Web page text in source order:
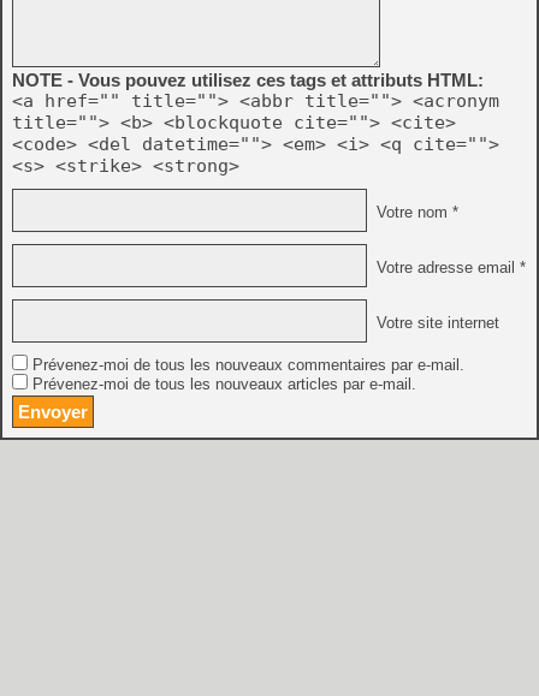
NOTE - Vous pouvez utilisez ces tags et attributs HTML:
<a href="" title=""> <abbr title=""> <acronym
title=""> <b> <blockquote cite=""> <cite>
<code> <del datetime=""> <em> <i> <q cite="">
<s> <strike> <strong>
Votre nom *
Votre adresse email *
Votre site internet
Prévenez-moi de tous les nouveaux commentaires par e-mail.
Prévenez-moi de tous les nouveaux articles par e-mail.